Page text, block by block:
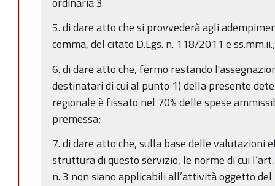
5. di dare atto che si provvederà agli
comma, del citato D.Lgs. n. 118/2011 e ss.mm.ii.;
6. di dare atto che, fermo restando
destinatari di cui al punto 1) della presente
regionale è fissato nel 70% delle spese
premessa;
7. di dare atto che, sulla base delle
struttura di questo servizio, le norme di cui
n. 3 non siano applicabili all’attività oggetto